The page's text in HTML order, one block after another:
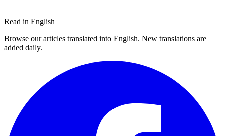
Read in English
Browse our articles translated into English. New translations are
added daily.